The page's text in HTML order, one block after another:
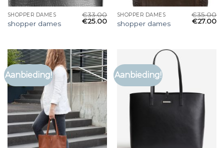
SHOPPER DAMES
shopper dames
€33.00
€25.00
SHOPPER DAMES
shopper dames
€35.00
€27.00
Aanbieding! Aanbieding!